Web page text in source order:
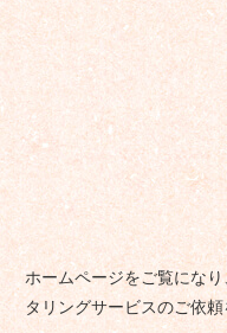
ホームページをご覧にな
タリングサービスのご依頼